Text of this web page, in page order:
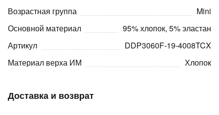
Доставка и возврат
Возрастная группа
Mini
Основной материал
95% хлопок, 5% эластан
Артикул
DDP3060F-19-4008TCX
Материал верха ИМ
Хлопок